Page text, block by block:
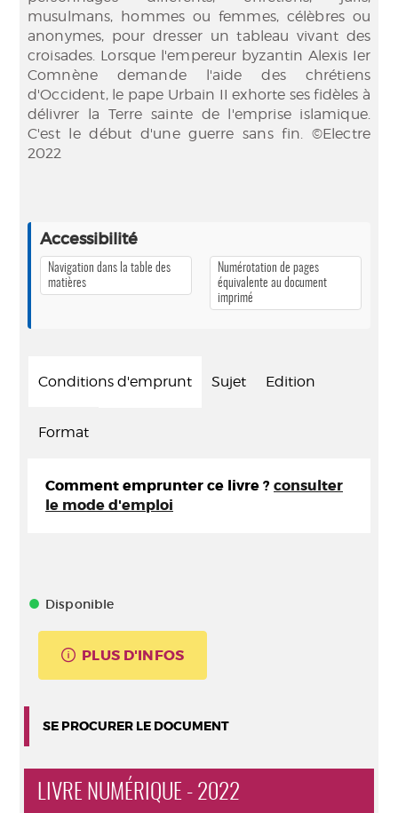
musulmans, hommes ou femmes, célèbres ou
anonymes, pour dresser un tableau vivant des
croisades. Lorsque l'empereur byzantin Alexis Ier
Comnène demande l'aide des chrétiens
d'Occident, le pape Urbain II exhorte ses fidèles à
délivrer la Terre sainte de l'emprise islamique.
C'est le début d'une guerre sans fin. ©Electre
2022
Accessibilité
Navigation dans la table des
matières
Numérotation de pages
équivalente au document
imprimé
Conditions d'emprunt Sujet Edition
Format
Comment emprunter ce livre ? consulter
le mode d'emploi
Disponible
PLUS D'INFOS
SE PROCURER LE DOCUMENT
LIVRE NUMÉRIQUE - 2022